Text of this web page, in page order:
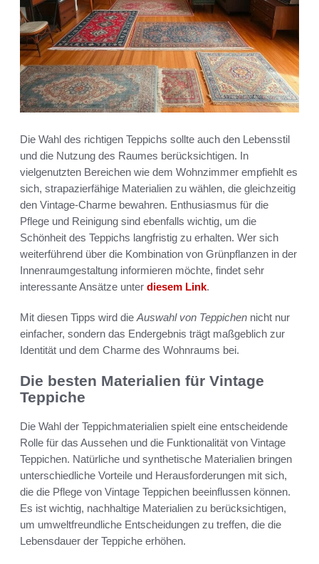
Die Wahl des richtigen Teppichs sollte auch den Lebensstil
und die Nutzung des Raumes berücksichtigen. In
vielgenutzten Bereichen wie dem Wohnzimmer empfiehlt es
sich, strapazierfähige Materialien zu wählen, die gleichzeitig
den Vintage-Charme bewahren. Enthusiasmus für die
Pflege und Reinigung sind ebenfalls wichtig, um die
Schönheit des Teppichs langfristig zu erhalten. Wer sich
weiterführend über die Kombination von Grünpflanzen in der
Innenraumgestaltung informieren möchte, findet sehr
interessante Ansätze unter diesem Link.
Mit diesen Tipps wird dieAuswahl von Teppichen nicht nur
einfacher, sondern das Endergebnis trägt maßgeblich zur
Identität und dem Charme des Wohnraums bei.
Die besten Materialien für Vintage
Teppiche
Die Wahl der Teppichmaterialien spielt eine entscheidende
Rolle für das Aussehen und die Funktionalität von Vintage
Teppichen. Natürliche und synthetische Materialien bringen
unterschiedliche Vorteile und Herausforderungen mit sich,
die die Pflege von Vintage Teppichen beeinflussen können.
Es ist wichtig, nachhaltige Materialien zu berücksichtigen,
um umweltfreundliche Entscheidungen zu treffen, die die
Lebensdauer der Teppiche erhöhen.